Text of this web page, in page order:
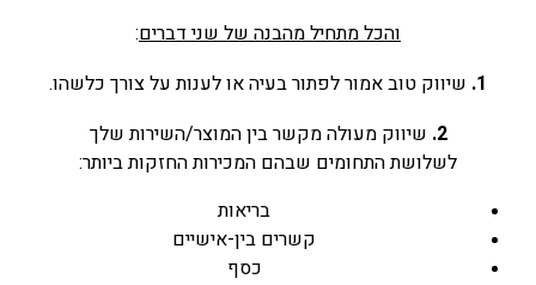
והכל מתחיל מהבנה של שני דברים:
1. שיווק טוב אמור לפתור בעיה או לענות על צורך כלשהו.
2. שיווק מעולה מקשר בין המוצר/השירות שלך
לשלושת התחומים שבהם המכירות החזקות ביותר:
בריאות
קשרים בין-אישיים
כסף